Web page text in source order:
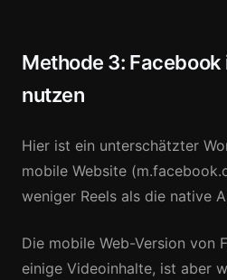
Methode 3:
nutzen
Hier ist ein unterschätzter
mobile Website
weniger Reels als die native
Die mobile Web-Version von
einige Videoinhalte, ist aber